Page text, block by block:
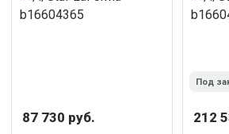
87 730 руб.
Под
212